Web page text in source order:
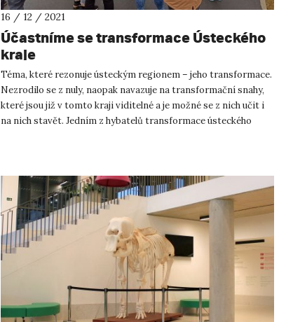
16 / 12 / 2021
Účastníme se transformace Ústeckého
kraje
Téma, které rezonuje ústeckým regionem – jeho transformace.
Nezrodilo se z nuly, naopak navazuje na transformační snahy,
které jsou již v tomto kraji viditelné a je možné se z nich učit i
na nich stavět. Jedním z hybatelů transformace ústeckého